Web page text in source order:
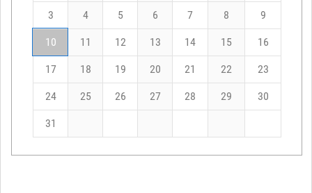
3 4 5 6 7 8 9
10 11 12 13 14 15 16
17 18 19 20 21 22 23
24 25 26 27 28 29 30
31